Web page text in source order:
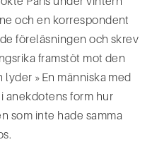
och en korrespondent
föreläsningen och skrev
framstöt mot den
»En människa med
anekdotens form hur
som inte hade samma